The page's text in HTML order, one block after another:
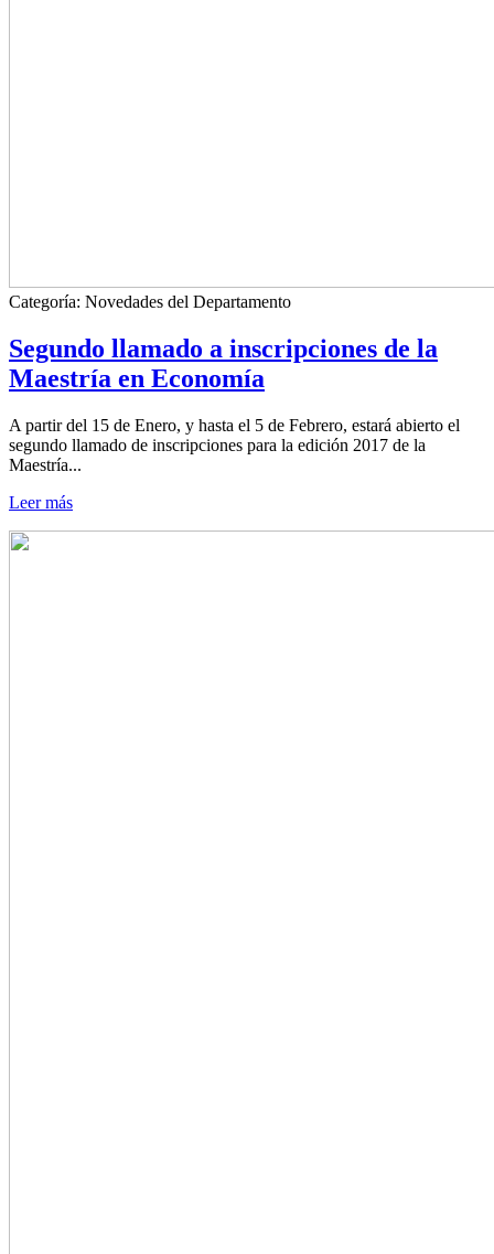
Categoría: Novedades del Departamento
Segundo llamado a inscripciones de la
Maestría en Economía
A partir del 15 de Enero, y hasta el 5 de Febrero, estará abierto el
segundo llamado de inscripciones para la edición 2017 de la
Maestría...
Leer más